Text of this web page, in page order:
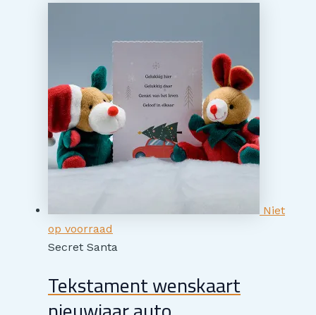
Niet
op voorraad
Secret Santa
Tekstament wenskaart